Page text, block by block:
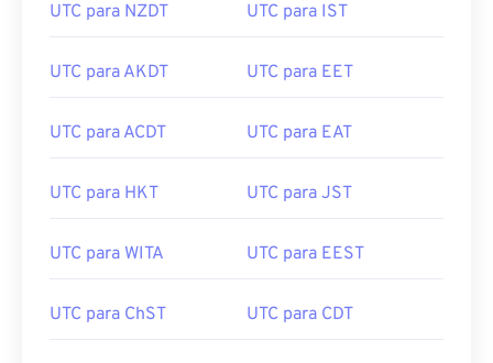
UTC para NZDT UTC para IST
UTC para AKDT UTC para EET
UTC para ACDT UTC para EAT
UTC para HKT UTC para JST
UTC para WITA UTC para EEST
UTC para ChST UTC para CDT